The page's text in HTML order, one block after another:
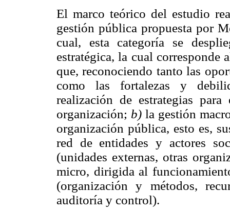
El marco teórico del estudio
gestión pública propuesta por
cual, esta categoría se
estratégica, la cual corresponde
que, reconociendo tanto las
como las fortalezas y
realización de estrategias
organización; b) la gestión
organización pública, esto es,
red de entidades y actores
(unidades externas, otras
micro, dirigida al
(organización y métodos,
auditoría y control).